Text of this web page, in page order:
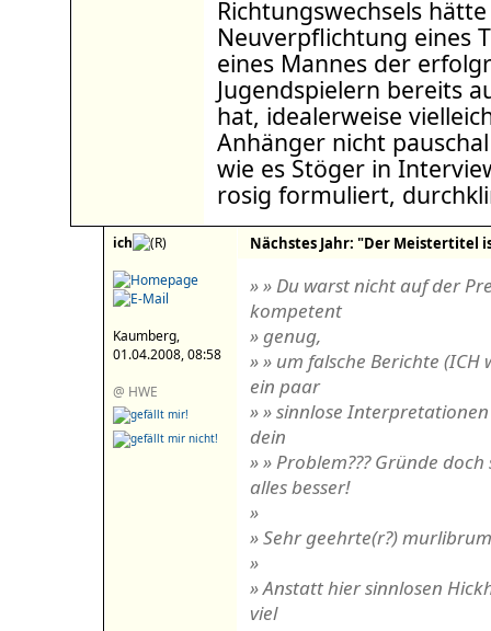
Richtungswechsels
Neuverpflichtung eines
eines Mannes der
Jugendspielern bereits
hat, idealerweise
Anhänger nicht
wie es Stöger in
rosig formuliert,
ich
Kaumberg,
01.04.2008, 08:58
@ HWE
Nächstes Jahr: "Der Meistertitel
» » Du warst nicht auf der
kompetent
» genug,
» » um falsche Berichte
ein paar
» » sinnlose
dein
» » Problem??? Gründe
alles besser!
»
» Sehr geehrte(r?) murlibrum
»
» Anstatt hier sinnlosen
viel